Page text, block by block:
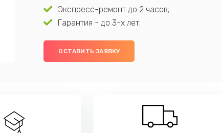
Экспресс-ремонт до 2 часов;
Гарантия - до 3-х лет;
ОСТАВИТЬ ЗАЯВКУ